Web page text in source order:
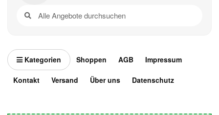
Kategorien Shoppen AGB Impressum
Kontakt Versand Über uns Datenschutz